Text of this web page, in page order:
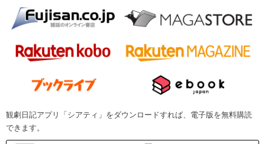
観劇日記アプリ「シアティ」をダウンロードすれば、電子版を無料購読
できます。